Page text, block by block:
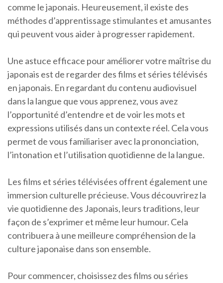
comme le japonais. Heureusement, il existe des
méthodes d’apprentissage stimulantes et amusantes
qui peuvent vous aider à progresser rapidement.
Une astuce efficace pour améliorer votre maîtrise du
japonais est de regarder des films et séries télévisés
en japonais. En regardant du contenu audiovisuel
dans la langue que vous apprenez, vous avez
l’opportunité d’entendre et de voir les mots et
expressions utilisés dans un contexte réel. Cela vous
permet de vous familiariser avec la prononciation,
l’intonation et l’utilisation quotidienne de la langue.
Les films et séries télévisées offrent également une
immersion culturelle précieuse. Vous découvrirez la
vie quotidienne des Japonais, leurs traditions, leur
façon de s’exprimer et même leur humour. Cela
contribuera à une meilleure compréhension de la
culture japonaise dans son ensemble.
Pour commencer, choisissez des films ou séries